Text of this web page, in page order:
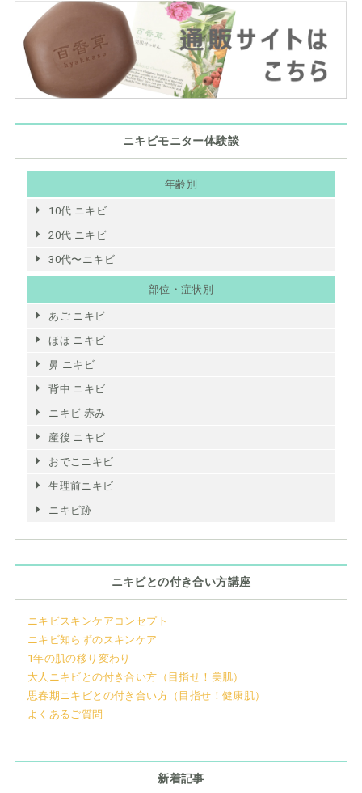
ニキビモニター体験談
年齢別
10代 ニキビ
20代 ニキビ
30代〜ニキビ
部位・症状別
あご ニキビ
ほほ ニキビ
鼻 ニキビ
背中 ニキビ
ニキビ 赤み
産後 ニキビ
おでこニキビ
生理前ニキビ
ニキビ跡
ニキビとの付き合い方講座
ニキビスキンケアコンセプト
ニキビ知らずのスキンケア
1年の肌の移り変わり
大人ニキビとの付き合い方（目指せ！美肌）
思春期ニキビとの付き合い方（目指せ！健康肌）
よくあるご質問
新着記事